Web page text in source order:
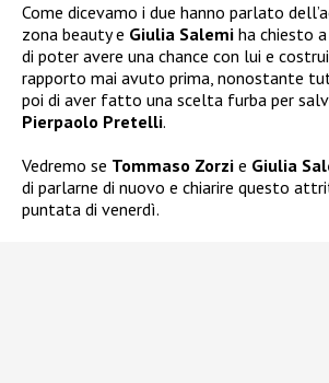
Come dicevamo i due hanno parlato
zona beauty e Giulia Salemi ha chiesto a
di poter avere una chance con lui e
rapporto mai avuto prima, nonostante
poi di aver fatto una scelta furba per
Pierpaolo Pretelli.
Vedremo se Tommaso Zorzi e Giulia
di parlarne di nuovo e chiarire questo
puntata di venerdì.